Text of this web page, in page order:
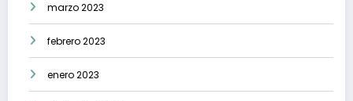
marzo 2023
febrero 2023
enero 2023